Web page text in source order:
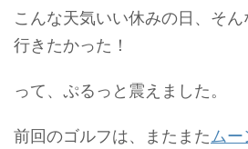
こんな天気いい休みの日、そ
行きたかった！
って、ぷるっと震えました。
前回のゴルフは、またまた ム